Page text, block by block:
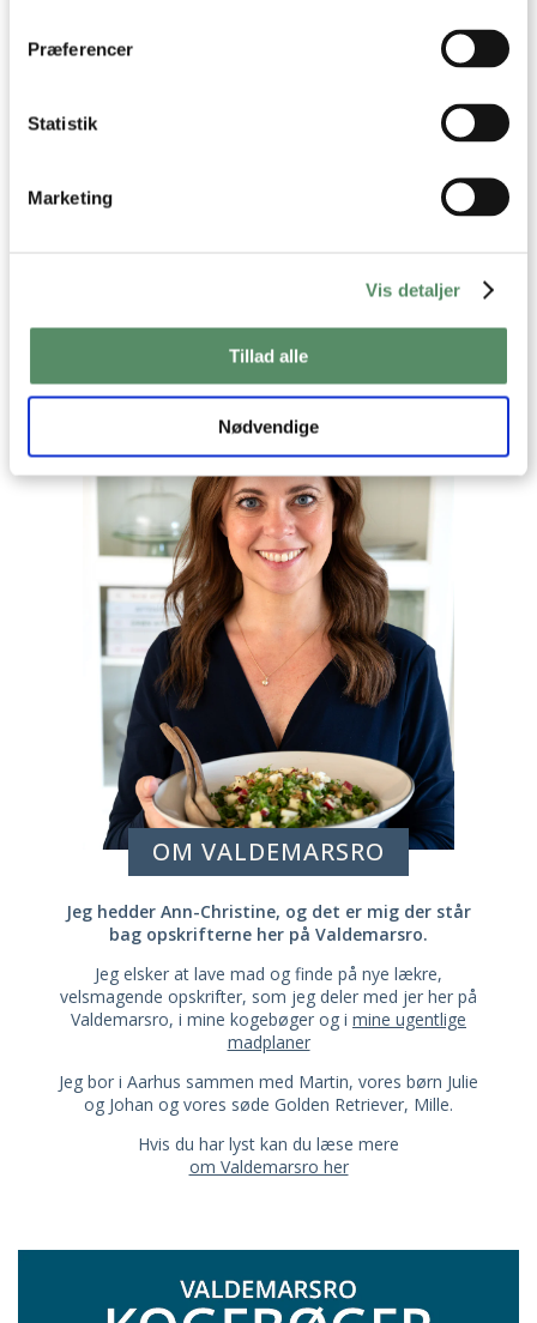
Præferencer
Statistik
Marketing
Vis detaljer
Tillad alle
Nødvendige
OM VALDEMARSRO
Jeg hedder Ann-Christine, og det er mig der står
bag opskrifterne her på Valdemarsro.
Jeg elsker at lave mad og finde på nye lækre,
velsmagende opskrifter, som jeg deler med jer her på
Valdemarsro, i mine kogebøger og i mine ugentlige
madplaner
Jeg bor i Aarhus sammen med Martin, vores børn Julie
og Johan og vores søde Golden Retriever, Mille.
Hvis du har lyst kan du læse mere
om Valdemarsro her